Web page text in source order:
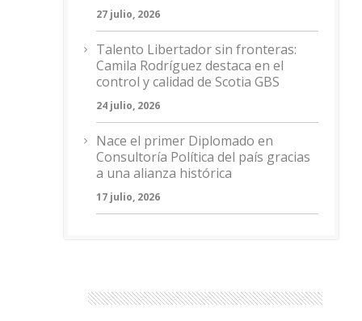
27 julio, 2026
Talento Libertador sin fronteras:
Camila Rodríguez destaca en el
control y calidad de Scotia GBS
24 julio, 2026
Nace el primer Diplomado en
Consultoría Política del país gracias
a una alianza histórica
17 julio, 2026